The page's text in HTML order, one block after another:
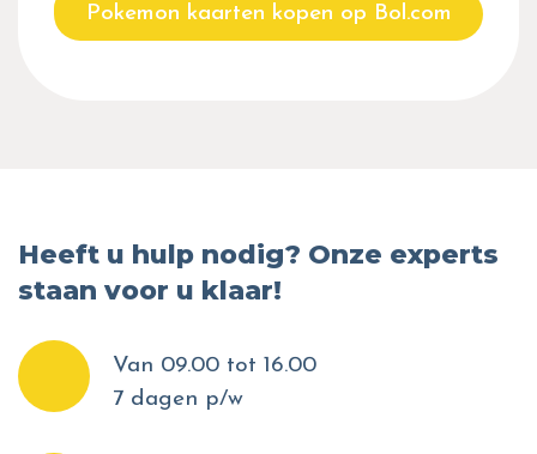
Pokemon kaarten kopen op Bol.com
Heeft u hulp nodig? Onze experts
staan voor u klaar!
Van 09.00 tot 16.00
7 dagen p/w